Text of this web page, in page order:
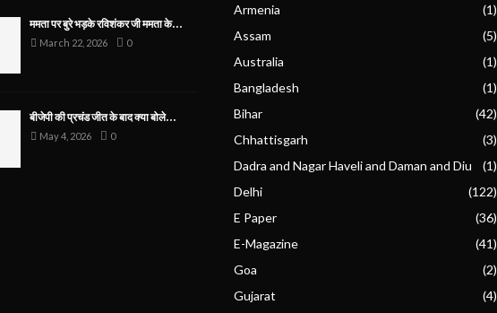
ममता पर बुरे भड़के रविशंकर जी ममता के...
March 22, 2026 0
बीजेपी की प्रचंड जीत के बाद क्या बोले...
May 4, 2026 0
Armenia
(1)
Assam
(5)
Australia
(1)
Bangladesh
(1)
Bihar
(42)
Chhattisgarh
(3)
Dadra and Nagar Haveli and Daman and Diu
(1)
Delhi
(122)
E Paper
(36)
E-Magazine
(41)
Goa
(2)
Gujarat
(4)